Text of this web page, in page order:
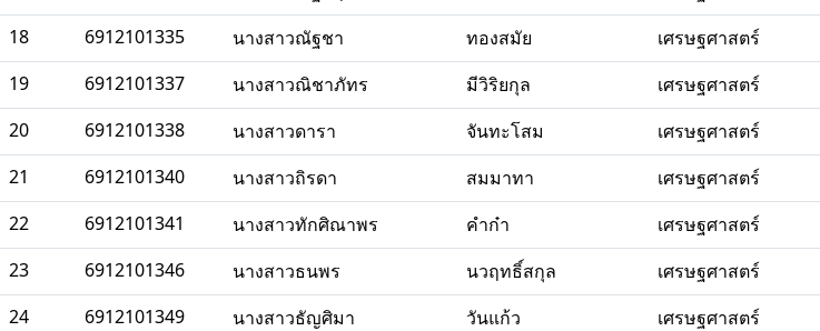
18
6912101335 นางสาวณัฐชา ทองสมัย เศรษฐศาสตร์
19
6912101337 นางสาวณิชาภัทร มีวิริยกุล เศรษฐศาสตร์
20
6912101338 นางสาวดารา จันทะโสม เศรษฐศาสตร์
21
6912101340 นางสาวถิรดา สมมาทา เศรษฐศาสตร์
22
6912101341 นางสาวทักศิณาพร คำก๋า เศรษฐศาสตร์
23
6912101346 นางสาวธนพร นวฤทธิ์สกุล เศรษฐศาสตร์
24
6912101349 นางสาวธัญศิมา วันแก้ว เศรษฐศาสตร์